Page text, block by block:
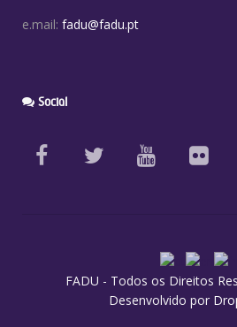
e.mail: fadu@fadu.pt
Social
FADU - Todos os Direitos
Desenvolvido por